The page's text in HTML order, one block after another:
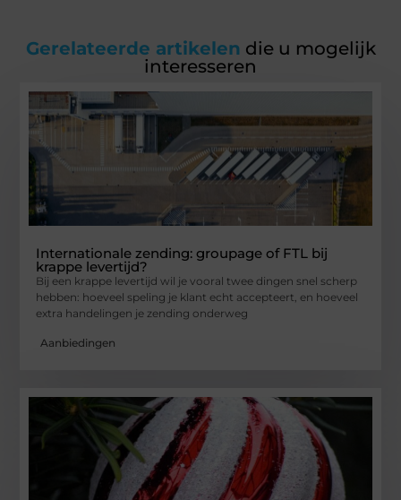
Gerelateerde artikelen die u mogelijk
interesseren
Internationale zending: groupage of FTL bij
krappe levertijd?
Bij een krappe levertijd wil je vooral twee dingen snel scherp
hebben: hoeveel speling je klant echt accepteert, en hoeveel
extra handelingen je zending onderweg
Aanbiedingen